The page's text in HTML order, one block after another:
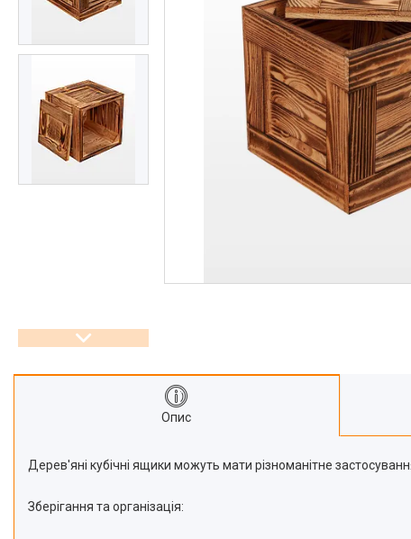
Опис
Дерев'яні кубічні ящики можуть мати різноманітне
Зберігання та організація: